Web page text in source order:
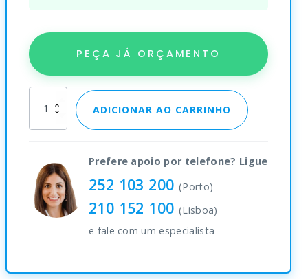
PEÇA JÁ ORÇAMENTO
ZC100
ADICIONAR AO CARRINHO
Prefere apoio por telefone? Ligue
252 103 200 (Porto)
210 152 100 (Lisboa)
e fale com um especialista